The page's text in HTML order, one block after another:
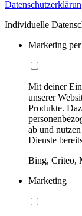
Individuelle
Marketing
Mit deiner
unserer
Produkte.
ab und
Dienste
Bing, Criteo,
Marketing